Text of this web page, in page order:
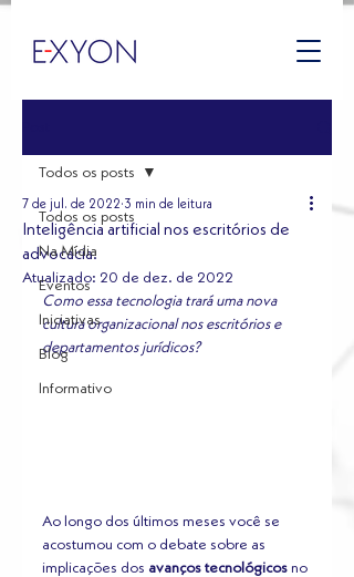
Todos os posts
Na Mídia
Eventos
Iniciativas
Blog
Informativo
Todos os posts
Inteligência artificial nos escritórios de
advocacia.
7 de jul. de 2022 3 min de leitura
Atualizado: 20 de dez. de 2022
Como essa tecnologia trará uma nova
cultura organizacional nos escritórios e
departamentos jurídicos?
Ao longo dos últimos meses você se
acostumou com o debate sobre as
implicações dos avanços tecnológicos no